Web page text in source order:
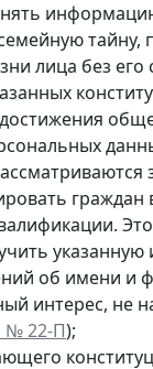
тайну,
лица без его
достижения
граждан
об имени и
интерес, не
№ 22-П);